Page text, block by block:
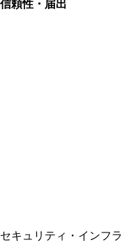
信頼性・届出
セキュリティ・インフラ